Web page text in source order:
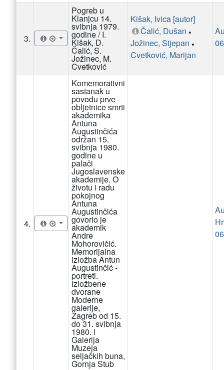
3.
Pogreb u
Klanjcu 14.
svibnja 1979.
godine / I.
Kišak, D.
Čalić, S.
Jožinec, M.
Cvetković
Kišak, Ivica [autor]
Čalić, Dušan •
Jožinec, Stjepan •
Cvetković, Marijan
4.
Komemorativni
sastanak u
povodu prve
obljetnice smrti
akademika
Antuna
Augustinčića
održan 15.
svibnja 1980.
godine u
palači
Jugoslavenske
akademije. O
životu i radu
pokojnog
Antuna
Augustinčića
govorio je
akademik
Andre
Mohorovičić.
Memorijalna
izložba Antun
Augustinčić -
portreti.
Izložbene
dvorane
Moderne
galerije,
Zagreb od 15.
do 31. svibnja
1980. i
Galerija
Muzeja
seljačkih buna,
Gornja Stub